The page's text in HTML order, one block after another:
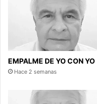
EMPALME DE YO CON YO
Hace 2 semanas